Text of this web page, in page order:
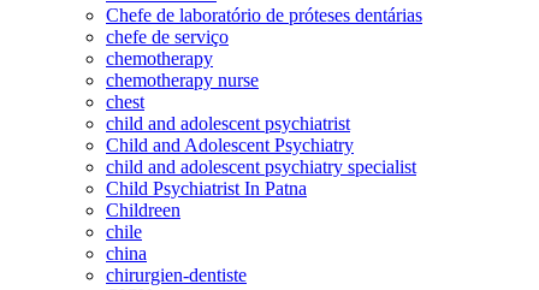
Chefe de laboratório de próteses dentárias
chefe de serviço
chemotherapy
chemotherapy nurse
chest
child and adolescent psychiatrist
Child and Adolescent Psychiatry
child and adolescent psychiatry specialist
Child Psychiatrist In Patna
Childreen
chile
china
chirurgien-dentiste